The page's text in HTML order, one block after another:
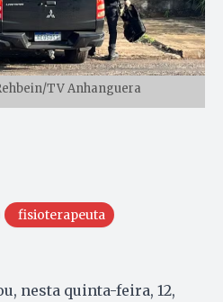
TV Anhanguera
fisioterapeuta
nesta quinta-feira, 12,